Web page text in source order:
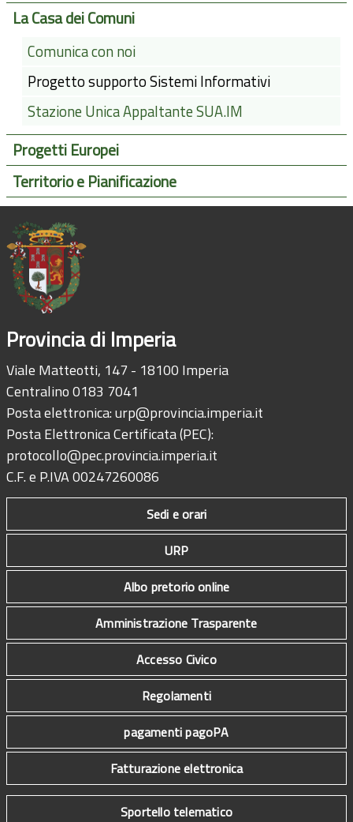
La Casa dei Comuni
Comunica con noi
Progetto supporto Sistemi Informativi
Stazione Unica Appaltante SUA.IM
Progetti Europei
Territorio e Pianificazione
Provincia di Imperia
Viale Matteotti, 147 - 18100 Imperia
Centralino 0183 7041
Posta elettronica:urp@provincia.imperia.it
Posta Elettronica Certificata (PEC):
protocollo@pec.provincia.imperia.it
C.F. e P.IVA 00247260086
Sedi e orari
URP
Albo pretorio online
Amministrazione Trasparente
Accesso Civico
Regolamenti
pagamenti pagoPA
Fatturazione elettronica
Sportello telematico